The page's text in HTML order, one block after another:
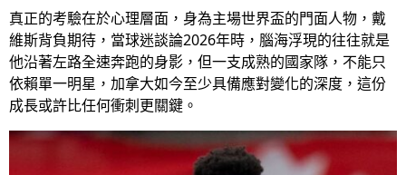
真正的考驗在於心理層面，身為主場世界盃的門面人物，戴
維斯背負期待，當球迷談論2026年時，腦海浮現的往往就是
他沿著左路全速奔跑的身影，但一支成熟的國家隊，不能只
依賴單一明星，加拿大如今至少具備應對變化的深度，這份
成長或許比任何衝刺更關鍵。